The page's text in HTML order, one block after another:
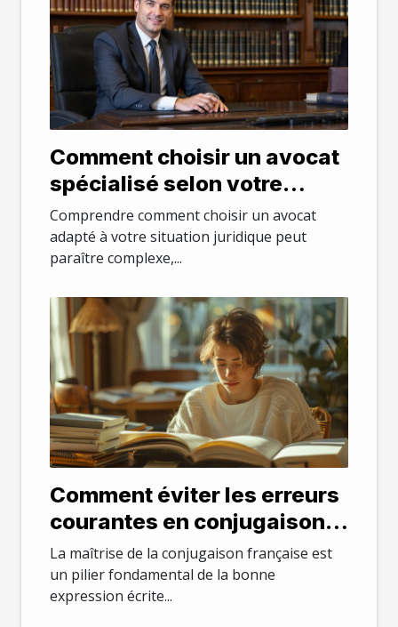
Comment choisir un avocat
spécialisé selon votre
besoin juridique
Comprendre comment choisir un avocat
adapté à votre situation juridique peut
paraître complexe,...
Comment éviter les erreurs
courantes en conjugaison
française
La maîtrise de la conjugaison française est
un pilier fondamental de la bonne
expression écrite...